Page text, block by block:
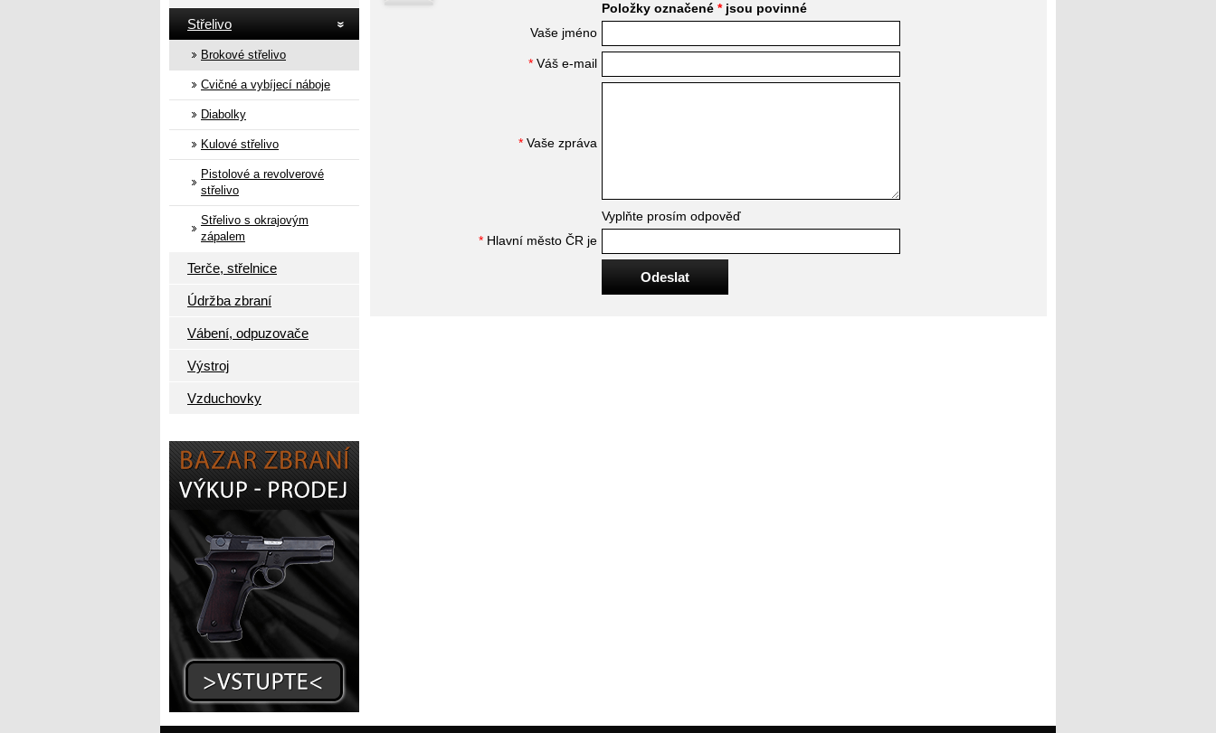
Střelivo
Brokové střelivo
Cvičné a vybíjecí náboje
Diabolky
Kulové střelivo
Pistolové a revolverové
střelivo
Střelivo s okrajovým
zápalem
Terče, střelnice
Údržba zbraní
Vábení, odpuzovače
Výstroj
Vzduchovky
Položky označené *jsou povinné
Vaše jméno
* Váš e-mail
* Vaše zpráva
Vyplňte prosím odpověď
* Hlavní město ČR je